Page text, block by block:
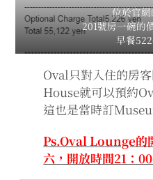
位於官
201號房一碗的
早餐
Oval只對入住的房
House就可以預約
這也是當時訂
Ps.Oval Lounge的
六，開放時間21：